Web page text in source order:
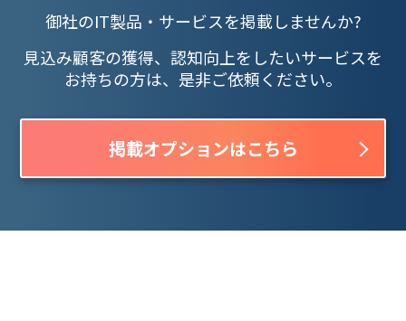
御社のIT製品・サービスを掲載しませんか?
見込み顧客の獲得、認知向上をしたいサービスを
お持ちの方は、是非ご依頼ください。
掲載オプションはこちら